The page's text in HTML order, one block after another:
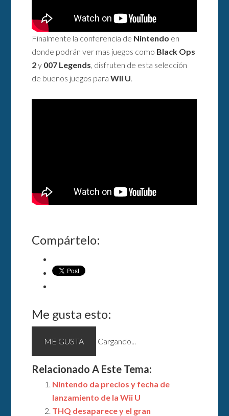
Finalmente la conferencia de Nintendo en
donde podrán ver mas juegos como Black Ops
2y 007 Legends, disfruten de esta selección
de buenos juegos paraWii U.
Compártelo:
Me gusta esto:
ME GUSTA Cargando...
Relacionado A Este Tema:
Nintendo da precios y fecha de
lanzamiento de la Wii U
THQ desaparece y el gran